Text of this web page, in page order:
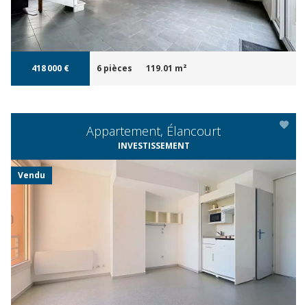
418 000 € 6 pièces 119.01 m²
Appartement, Élancourt
INVESTISSEMENT
Vendu